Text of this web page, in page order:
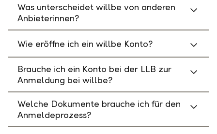
Was unterscheidet willbe von anderen
Anbieterinnen?
Wie eröffne ich ein willbe Konto?
Brauche ich ein Konto bei der LLB zur
Anmeldung bei willbe?
Welche Dokumente brauche ich für den
Anmeldeprozess?